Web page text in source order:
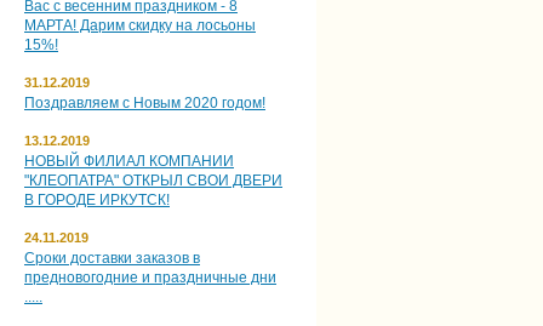
Вас с весенним праздником - 8
МАРТА! Дарим скидку на лосьоны
15%!
31.12.2019
Поздравляем с Новым 2020 годом!
13.12.2019
НОВЫЙ ФИЛИАЛ КОМПАНИИ
"КЛЕОПАТРА" ОТКРЫЛ СВОИ ДВЕРИ
В ГОРОДЕ ИРКУТСК!
24.11.2019
Сроки доставки заказов в
предновогодние и праздничные дни
.....